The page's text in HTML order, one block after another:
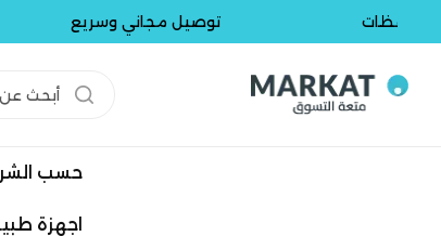
توصيل مجاني وسريع
حسب
اجهزة